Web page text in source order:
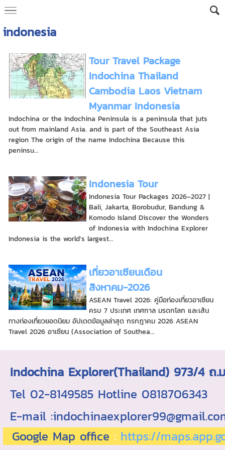
indonesia
Tour Travel Package
Indochina Thailand
Cambodia Laos Vietnam
Myanmar Indonesia
Indochina or the Indochina Peninsula is a peninsula that juts
out from mainland Asia. and is part of the Southeast Asia
region The origin of the name Indochina Because this
peninsu...
Indonesia Tour
Indonesia Tour Packages 2026–2027 |
Bali, Jakarta, Borobudur, Bandung &
Komodo Island Discover the Wonders
of Indonesia with Indochina Explorer
Indonesia is the world's largest...
เที่ยวอาเซียนเดือน
สิงหาคม-2026
ASEAN Travel 2026: คู่มือท่องเที่ยวอาเซียน
ครบ 7 ประเทศ เทศกาล มรดกโลก และเส้น
ทางท่องเที่ยวยอดนิยม อัปเดตข้อมูลล่าสุด กรกฎาคม 2026 ASEAN
Travel 2026 อาเซียน (Association of Southea...
Indochina Explorer(Thailand) 973/4
Tel 02-8149585 Hotline 0818706343
E-mail
Google Map office : https://